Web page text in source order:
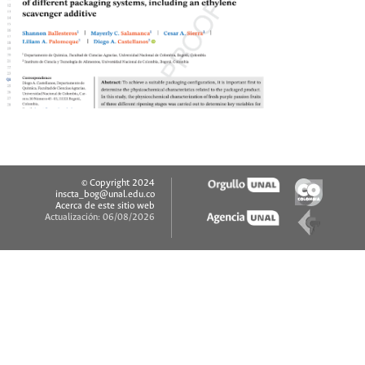
© Copyright 2024
inscta_bog@unal.edu.co
Acerca de este sitio web
Actualización: 06/08/2026